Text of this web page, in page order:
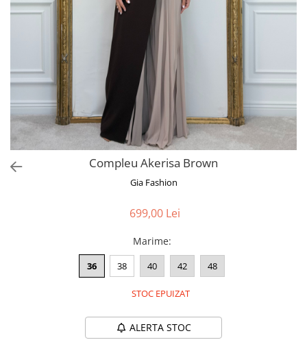
Bluze
Veste
Paltoane
Sacouri
Tricouri
Traditional
Compleu Akerisa Brown
Gia Fashion
699,00 Lei
Marime:
36 38 40 42 48
STOC EPUIZAT
ALERTA STOC